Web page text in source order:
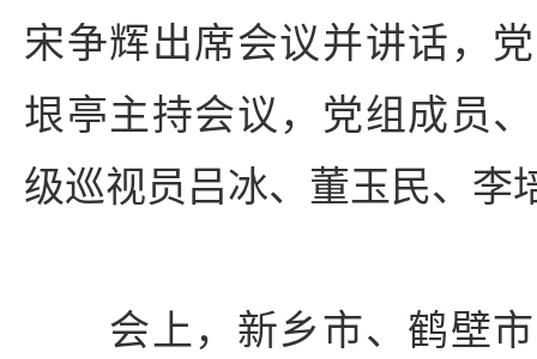
宋争辉出席会议并讲话，
垠亭主持会议，党组成员
级巡视员吕冰、董玉民、李
会上，新乡市、鹤壁市